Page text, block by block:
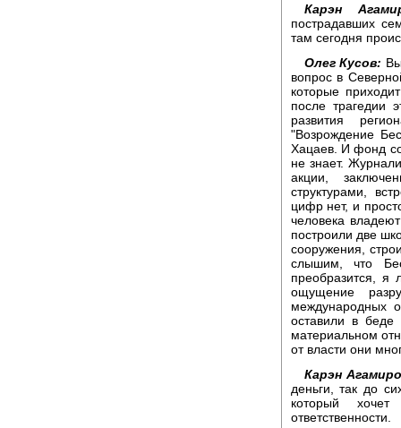
Карэн
пострадавших
там сегодня
Олег Кусов:
вопрос в
которые
после трагедии
развития
"Возрождение
Хацаев. И фонд
не знает.
акции,
структурами,
цифр нет, и
человека
построили две
сооружения,
слышим, что
преобразится, я
ощущение
международных
оставили в беде
материальном
от власти они
Карэн
деньги, так до
который
ответственности.